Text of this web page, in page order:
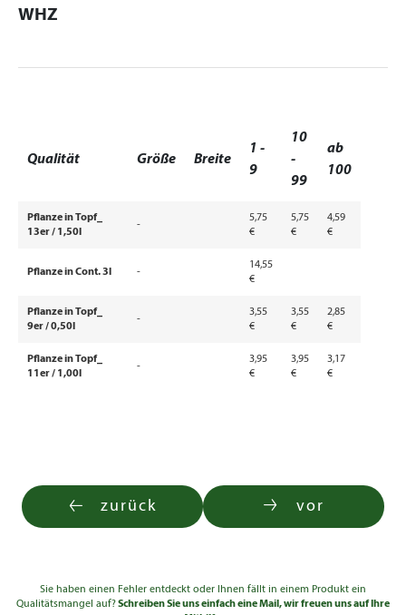
WHZ
Qualität Größe Breite
1 -
9
10
-
99
ab
100
Pflanze in Topf_
13er / 1,50l
-
5,75
€
5,75
€
4,59
€
Pflanze in Cont. 3l -
14,55
€
Pflanze in Topf_
9er / 0,50l
-
3,55
€
3,55
€
2,85
€
Pflanze in Topf_
11er / 1,00l
-
3,95
€
3,95
€
3,17
€
zurück vor
Sie haben einen Fehler entdeckt oder Ihnen fällt in einem Produkt ein
Qualitätsmangel auf?Schreiben Sie uns einfach eine Mail, wir freuen uns auf Ihre